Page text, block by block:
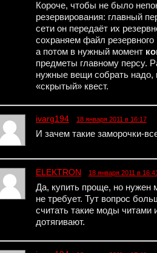
Короче, чтобы не было
резервирования: главный
сети он передаёт их
сохраняем файл
а потом в нужный момент
предметы главному персу.
нужные вещи собрать надо,
«скрытый» квест.
ivarg194 18 января 2011 в 16:17
И зачем такие заморочки-
ELEKTRON 18 января 2011 в
Да, купить проще, но нужен
не требует. Тут вопрос
считать такие моды читами
дотягивают.